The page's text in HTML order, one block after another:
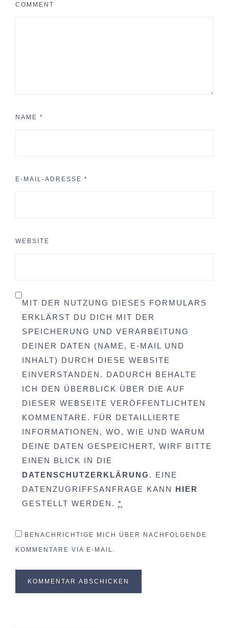
COMMENT
NAME *
E-MAIL-ADRESSE *
WEBSITE
MIT DER NUTZUNG DIESES FORMULARS
ERKLÄRST DU DICH MIT DER
SPEICHERUNG UND VERARBEITUNG
DEINER DATEN (NAME, E-MAIL UND
INHALT) DURCH DIESE WEBSITE
EINVERSTANDEN. DADURCH BEHALTE
ICH DEN ÜBERBLICK ÜBER DIE AUF
DIESER WEBSEITE VERÖFFENTLICHTEN
KOMMENTARE. FÜR DETAILLIERTE
INFORMATIONEN, WO, WIE UND WARUM
DEINE DATEN GESPEICHERT, WIRF BITTE
EINEN BLICK IN DIE
DATENSCHUTZERKLÄRUNG . EINE
DATENZUGRIFFSANFRAGE KANN HIER
GESTELLT WERDEN. *
BENACHRICHTIGE MICH ÜBER NACHFOLGENDE
KOMMENTARE VIA E-MAIL.